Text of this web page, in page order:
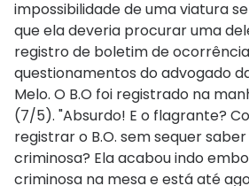
impossibilidade de uma viatura
que ela deveria procurar uma
registro de boletim de
questionamentos do advogado
Melo. O B.O foi registrado na
(7/5). "Absurdo! E o flagrante?
registrar o B.O. sem sequer
criminosa? Ela acabou indo
criminosa na mesa e está até